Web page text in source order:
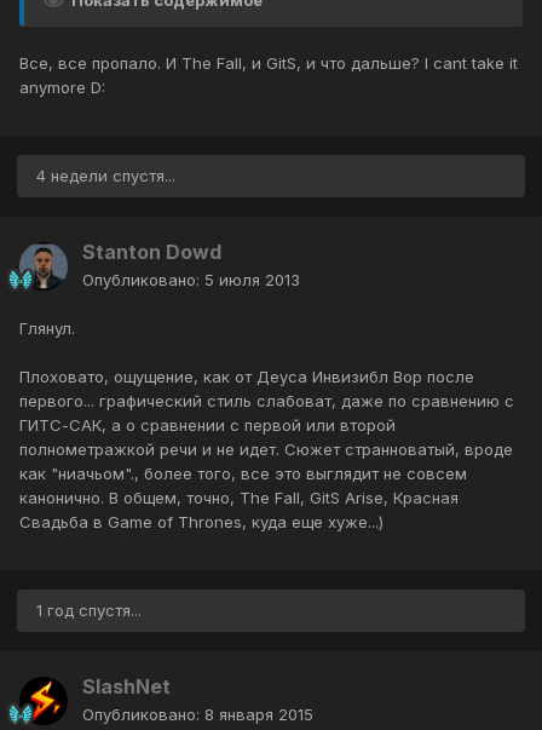
Все, все пропало. И The Fall, и GitS, и что дальше? I cant take it
anymore D:
4 недели спустя...
Stanton Dowd
Опубликовано: 5 июля 2013
Глянул.
Плоховато, ощущение, как от Деуса Инвизибл Вор после
первого... графический стиль слабоват, даже по сравнению с
ГИТС-САК, а о сравнении с первой или второй
полнометражкой речи и не идет. Сюжет странноватый, вроде
как "ниачьом"., более того, все это выглядит не совсем
канонично. В общем, точно, The Fall, GitS Arise, Красная
Свадьба в Game of Thrones, куда еще хуже...)
1 год спустя...
SlashNet
Опубликовано: 8 января 2015